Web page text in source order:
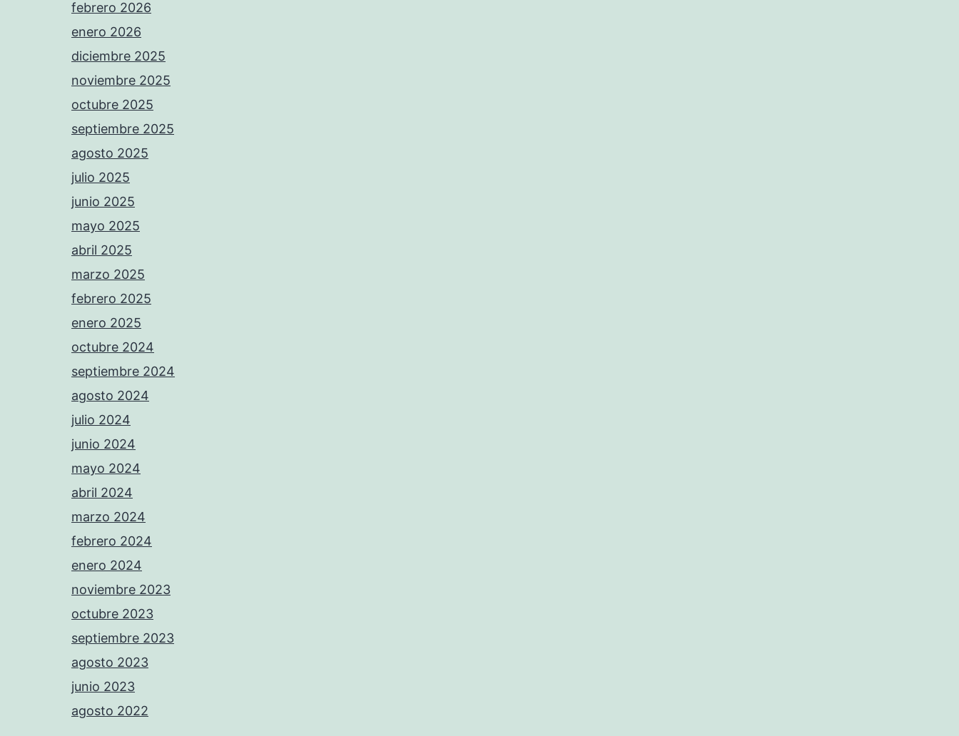
febrero 2026
enero 2026
diciembre 2025
noviembre 2025
octubre 2025
septiembre 2025
agosto 2025
julio 2025
junio 2025
mayo 2025
abril 2025
marzo 2025
febrero 2025
enero 2025
octubre 2024
septiembre 2024
agosto 2024
julio 2024
junio 2024
mayo 2024
abril 2024
marzo 2024
febrero 2024
enero 2024
noviembre 2023
octubre 2023
septiembre 2023
agosto 2023
junio 2023
agosto 2022